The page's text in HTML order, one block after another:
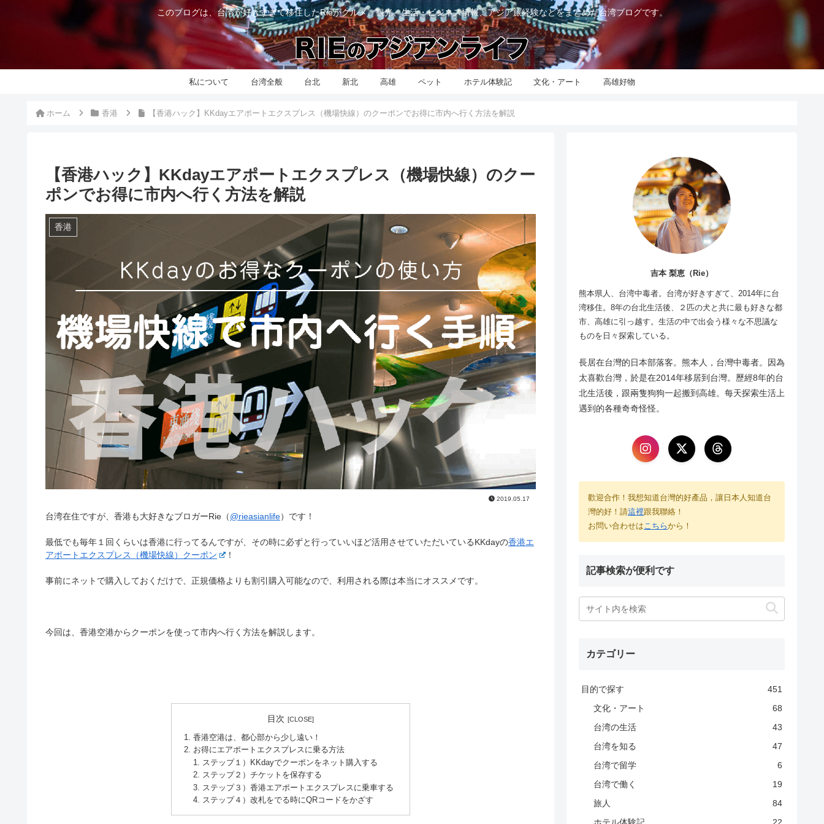
このブログは、台湾が好きすぎて移住したRieがグルメ、観光、生活・ビジネス情報、アジア旅経験などをまとめた台湾ブログです。
私について 台湾全般 台北 新北 高雄 ペット ホテル体験記 文化・アート 高雄好物
ホーム 香港 【香港ハック】KKdayエアポートエクスプレス（機場快線）のクーポンでお得に市内へ行く方法を解説
【香港ハック】KKdayエアポートエクスプレス（機場快線）のクー
ポンでお得に市内へ行く方法を解説
香港
2019.05.17
台湾在住ですが、香港も大好きなブロガーRie（@rieasianlife）です！
最低でも毎年１回くらいは香港に行ってるんですが、その時に必ずと行っていいほど活用させていただいているKKdayの香港エ
アポートエクスプレス（機場快線）クーポン
！
事前にネットで購入しておくだけで、正規価格よりも割引購入可能なので、利用される際は本当にオススメです。
今回は、香港空港からクーポンを使って市内へ行く方法を解説します。
目次
香港空港は、都心部から少し遠い！
お得にエアポートエクスプレスに乗る方法
ステップ１）KKdayでクーポンをネット購入する
ステップ２）チケットを保存する
ステップ３）香港エアポートエクスプレスに乗車する
ステップ４）改札をでる時にQRコードをかざす
吉本 梨恵（Rie）
熊本県人、台湾中毒者。台湾が好きすぎて、2014年に台
湾移住。8年の台北生活後、２匹の犬と共に最も好きな都
市、高雄に引っ越す。生活の中で出会う様々な不思議な
ものを日々探索している。
長居在台灣的日本部落客。熊本人，台灣中毒者。因為
太喜歡台灣，於是在2014年移居到台灣。歷經8年的台
北生活後，跟兩隻狗狗一起搬到高雄。每天探索生活上
遇到的各種奇奇怪怪。
歡迎合作！我想知道台灣的好產品，讓日本人知道台
灣的好！請這裡跟我聯絡！
お問い合わせはこちらから！
記事検索が便利です
カテゴリー
目的で探す
451
文化・アート
68
台湾の生活
43
台湾を知る
47
台湾で留学
6
台湾で働く
19
旅人
84